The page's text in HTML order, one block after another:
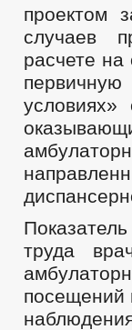
проектом
случаев
расчете
условиях»
труда
посещений